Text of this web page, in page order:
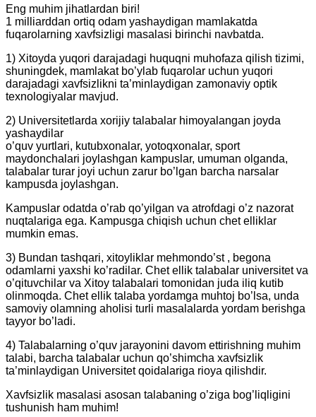
Eng muhim jihatlardan biri!
1 milliarddan ortiq odam yashaydigan mamlakatda
fuqarolarning xavfsizligi masalasi birinchi navbatda.
1) Xitoyda yuqori darajadagi huquqni muhofaza qilish tizimi,
shuningdek, mamlakat bo’ylab fuqarolar uchun yuqori
darajadagi xavfsizlikni ta’minlaydigan zamonaviy optik
texnologiyalar mavjud.
2) Universitetlarda xorijiy talabalar himoyalangan joyda
yashaydilar
o’quv yurtlari, kutubxonalar, yotoqxonalar, sport
maydonchalari joylashgan kampuslar, umuman olganda,
talabalar turar joyi uchun zarur bo’lgan barcha narsalar
kampusda joylashgan.
Kampuslar odatda o’rab qo’yilgan va atrofdagi o’z nazorat
nuqtalariga ega. Kampusga chiqish uchun chet elliklar
mumkin emas.
3) Bundan tashqari, xitoyliklar mehmondo’st , begona
odamlarni yaxshi ko’radilar. Chet ellik talabalar universitet va
o’qituvchilar va Xitoy talabalari tomonidan juda iliq kutib
olinmoqda. Chet ellik talaba yordamga muhtoj bo’lsa, unda
samoviy olamning aholisi turli masalalarda yordam berishga
tayyor bo’ladi.
4) Talabalarning o’quv jarayonini davom ettirishning muhim
talabi, barcha talabalar uchun qo’shimcha xavfsizlik
ta’minlaydigan Universitet qoidalariga rioya qilishdir.
Xavfsizlik masalasi asosan talabaning o’ziga bog’liqligini
tushunish ham muhim!